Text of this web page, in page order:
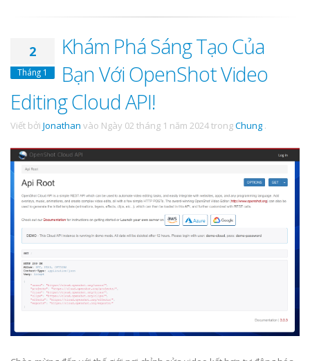
2
Tháng 1
Khám Phá Sáng Tạo Của
Bạn Với OpenShot Video
Editing Cloud API!
Viết bởi Jonathan vào Ngày 02 tháng 1 năm 2024trongChung .